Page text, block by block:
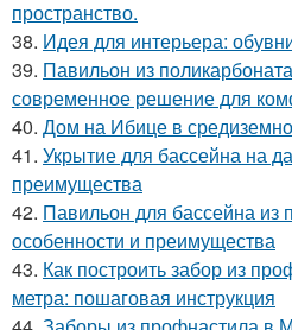
пространство.
38. Идея для интерьера:
39. Павильон из
современное решение для
40. Дом на Ибице в
41. Укрытие для бассейна на
преимущества
42. Павильон для бассейна из
особенности и преимущества
43. Как построить забор из
метра: пошаговая инструкция